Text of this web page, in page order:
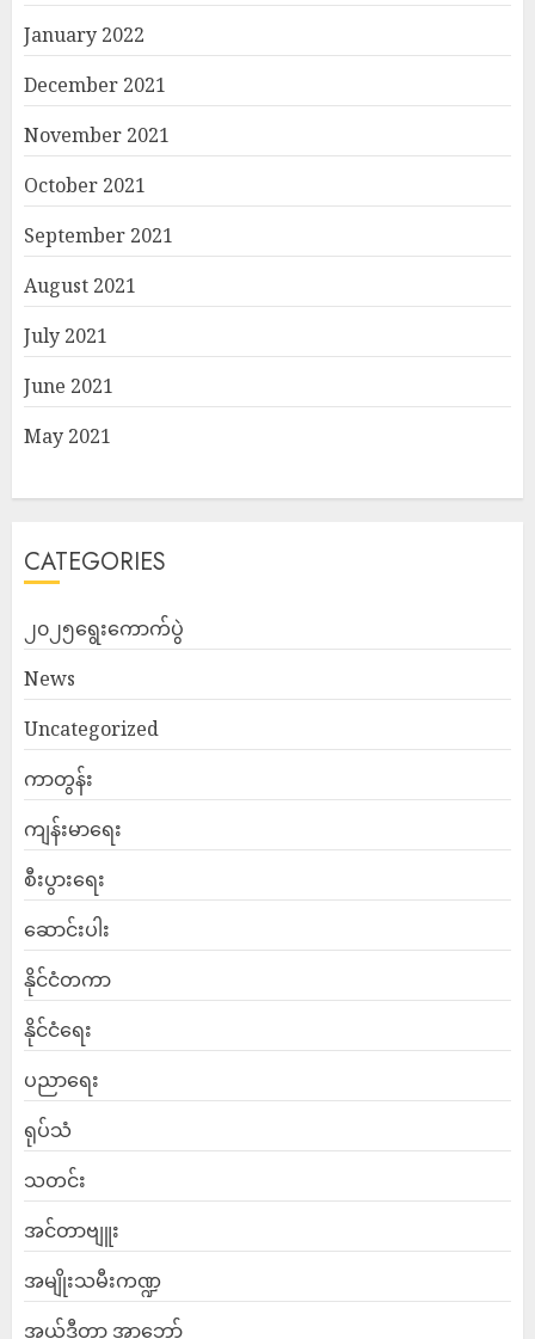
January 2022
December 2021
November 2021
October 2021
September 2021
August 2021
July 2021
June 2021
May 2021
CATEGORIES
၂၀၂၅ရွေးကောက်ပွဲ
News
Uncategorized
ကာတွန်း
ကျန်းမာရေး
စီးပွားရေး
ဆောင်းပါး
နိုင်ငံတကာ
နိုင်ငံရေး
ပညာရေး
ရုပ်သံ
သတင်း
အင်တာဗျူး
အမျိုးသမီးကဏ္ဍ
အယ်ဒီတာ့ အာဘော်